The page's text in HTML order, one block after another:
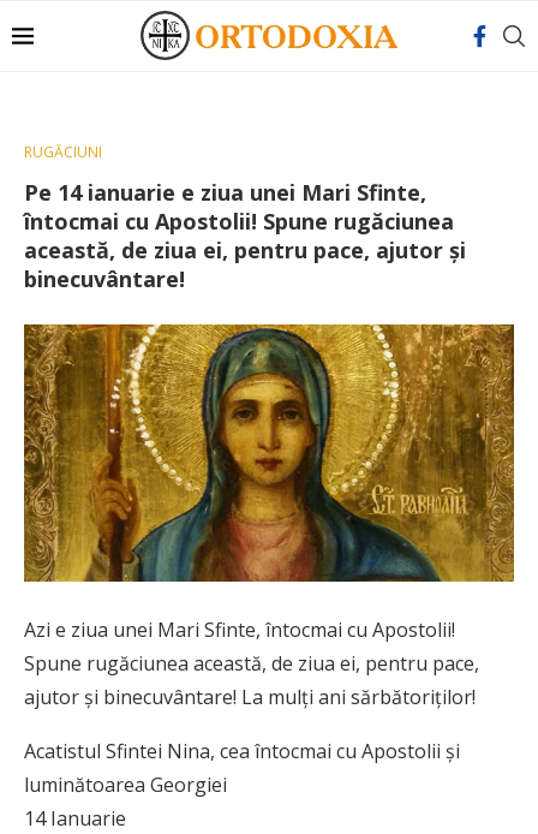
RUGĂCIUNI
Pe 14 ianuarie e ziua unei Mari Sfinte,
întocmai cu Apostolii! Spune rugăciunea
această, de ziua ei, pentru pace, ajutor şi
binecuvântare!
Azi e ziua unei Mari Sfinte, întocmai cu Apostolii!
Spune rugăciunea această, de ziua ei, pentru pace,
ajutor şi binecuvântare! La mulţi ani sărbătoriţilor!
Acatistul Sfintei Nina, cea întocmai cu Apostolii şi
luminătoarea Georgiei
14 Ianuarie